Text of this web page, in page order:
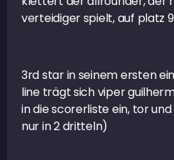
verteidiger spielt, auf platz
3rd star in seinem ersten
line trägt sich viper
in die scorerliste ein, tor
nur in 2 dritteln)